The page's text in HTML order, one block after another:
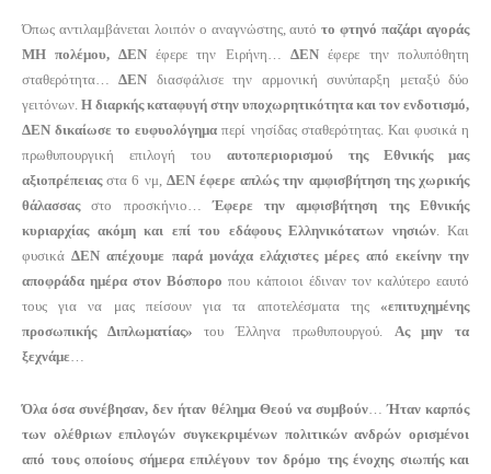
Όπως αντιλαμβάνεται λοιπόν ο αναγνώστης, αυτότο φτηνό παζάρι αγοράς
ΜΗ πολέμου, ΔΕΝέφερε την Ειρήνη…ΔΕΝ έφερε την πολυπόθητη
σταθερότητα…ΔΕΝ διασφάλισε την αρμονική συνύπαρξη μεταξύ δύο
γειτόνων. Η διαρκής καταφυγή στην υποχωρητικότητα και τον ενδοτισμό,
ΔΕΝ δικαίωσε το ευφυολόγημα περί νησίδας σταθερότητας. Και φυσικά η
πρωθυπουργική επιλογή του αυτοπεριορισμού της Εθνικής μας
αξιοπρέπειαςστα 6 νμ, ΔΕΝ έφερε απλώς την αμφισβήτηση της χωρικής
θάλασσαςστο προσκήνιο…Έφερε την αμφισβήτηση της Εθνικής
κυριαρχίας ακόμη και επί του εδάφους Ελληνικότατων νησιών. Και
φυσικάΔΕΝ απέχουμε παρά μονάχα ελάχιστες μέρες από εκείνην την
αποφράδα ημέρα στον Βόσπορο που κάποιοι έδιναν τον καλύτερο εαυτό
τους για να μας πείσουν για τα αποτελέσματα της «επιτυχημένης
προσωπικής Διπλωματίας» του Έλληνα πρωθυπουργού. Ας μην τα
ξεχνάμε…
Όλα όσα συνέβησαν, δεν ήταν θέλημα Θεού να συμβούν…Ήταν καρπός
των ολέθριων επιλογών συγκεκριμένων πολιτικών ανδρών ορισμένοι
από τους οποίους σήμερα επιλέγουν τον δρόμο της ένοχης σιωπής και